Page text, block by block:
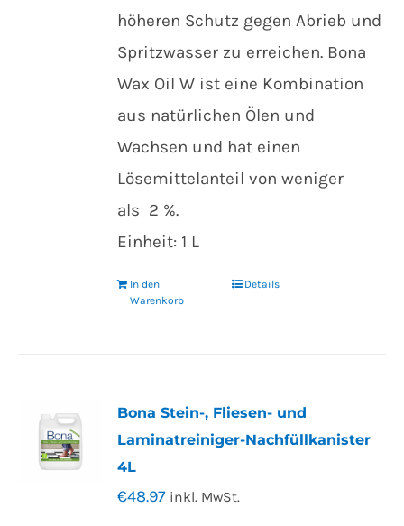
höheren Schutz gegen Abrieb und
Spritzwasser zu erreichen. Bona
Wax Oil W ist eine Kombination
aus natürlichen Ölen und
Wachsen und hat einen
Lösemittelanteil von weniger
als 2 %.
Einheit: 1 L
In den
Warenkorb
Details
Bona Stein-, Fliesen- und
Laminatreiniger-Nachfüllkanister
4L
€48.97 inkl. MwSt.